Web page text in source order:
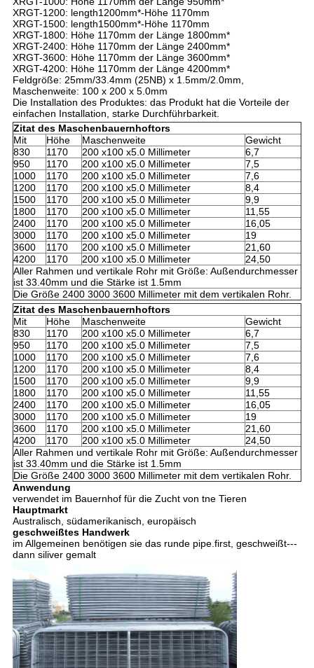
XRGT-1200: length1200mm*-Höhe 1170mm
XRGT-1500: length1500mm*-Höhe 1170mm
XRGT-1800: Höhe 1170mm der Länge 1800mm*
XRGT-2400: Höhe 1170mm der Länge 2400mm*
XRGT-3600: Höhe 1170mm der Länge 3600mm*
XRGT-4200: Höhe 1170mm der Länge 4200mm*
Feldgröße: 25mm/33.4mm (25NB) x 1.5mm/2.0mm,
Maschenweite: 100 x 200 x 5.0mm
Die Installation des Produktes: das Produkt hat die Vorteile der
einfachen Installation, starke Durchführbarkeit.
Zitat des Maschenbauernhoftors
Mit
Höhe Maschenweite
Gewicht
830
1170 200 x100 x5.0 Millimeter
6,7
950
1170 200 x100 x5.0 Millimeter
7,5
1000
1170 200 x100 x5.0 Millimeter
7,6
1200
1170 200 x100 x5.0 Millimeter
8,4
1500
1170 200 x100 x5.0 Millimeter
9,9
1800
1170 200 x100 x5.0 Millimeter
11,55
2400
1170 200 x100 x5.0 Millimeter
16,05
3000
1170 200 x100 x5.0 Millimeter
19
3600
1170 200 x100 x5.0 Millimeter
21,60
4200
1170 200 x100 x5.0 Millimeter
24,50
Aller Rahmen und vertikale Rohr mit Größe: Außendurchmesser
ist 33.40mm und die Stärke ist 1.5mm
Die Größe 2400 3000 3600 Millimeter mit dem vertikalen Rohr.
Zitat des Maschenbauernhoftors
Mit
Höhe Maschenweite
Gewicht
830
1170 200 x100 x5.0 Millimeter
6,7
950
1170 200 x100 x5.0 Millimeter
7,5
1000
1170 200 x100 x5.0 Millimeter
7,6
1200
1170 200 x100 x5.0 Millimeter
8,4
1500
1170 200 x100 x5.0 Millimeter
9,9
1800
1170 200 x100 x5.0 Millimeter
11,55
2400
1170 200 x100 x5.0 Millimeter
16,05
3000
1170 200 x100 x5.0 Millimeter
19
3600
1170 200 x100 x5.0 Millimeter
21,60
4200
1170 200 x100 x5.0 Millimeter
24,50
Aller Rahmen und vertikale Rohr mit Größe: Außendurchmesser
ist 33.40mm und die Stärke ist 1.5mm
Die Größe 2400 3000 3600 Millimeter mit dem vertikalen Rohr.
Anwendung
verwendet im Bauernhof für die Zucht von tne Tieren
Hauptmarkt
Australisch, südamerikanisch, europäisch
geschweißtes Handwerk
im Allgemeinen benötigen sie das runde pipe.first, geschweißt---
dann siliver gemalt